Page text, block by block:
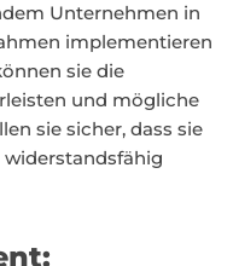
Unternehmen in
implementieren
sie die
und mögliche
sie sicher, dass sie